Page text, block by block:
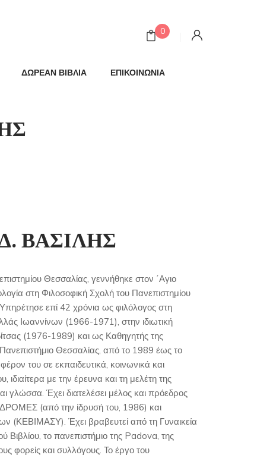
0
ΔΩΡΕΑΝ ΒΙΒΛΙΑ ΕΠΙΚΟΙΝΩΝΙΑ
ΒΑΣΙΛΗΣ
Θεσσαλίας, γεννήθηκε στον ΄Αγιο
στη Φιλοσοφική Σχολή του Πανεπιστημίου
επί 42 χρόνια ως φιλόλογος στη
Ιωαννίνων (1966-1971), στην ιδιωτική
(1976-1989) και ως Καθηγητής της
Θεσσαλίας, από το 1989 έως το
του σε εκπαιδευτικά, κοινωνικά και
ιδιαίτερα με την έρευνα και τη μελέτη της
γλώσσα. Έχει διατελέσει μέλος και πρόεδρος
(από την ίδρυσή του, 1986) και
(ΚΕΒΙΜΑΣΥ). Έχει βραβευτεί από τη Γυναικεία
Βιβλίου, το πανεπιστήμιο της Padova, της
φορείς και συλλόγους. Το έργο του